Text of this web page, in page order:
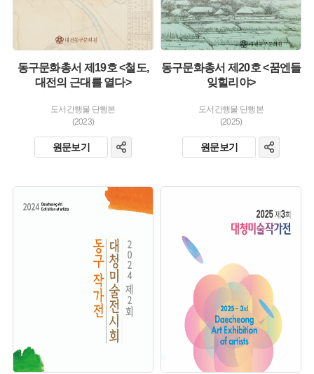
동구문화총서 제19호 <철도,
대전의 근대를 열다>
도서간행물 단행본
(2023)
원문보기
동구문화총서 제20호 <꿈엔들
잊힐리야>
도서간행물 단행본
(2025)
원문보기
유형 :
생산 :